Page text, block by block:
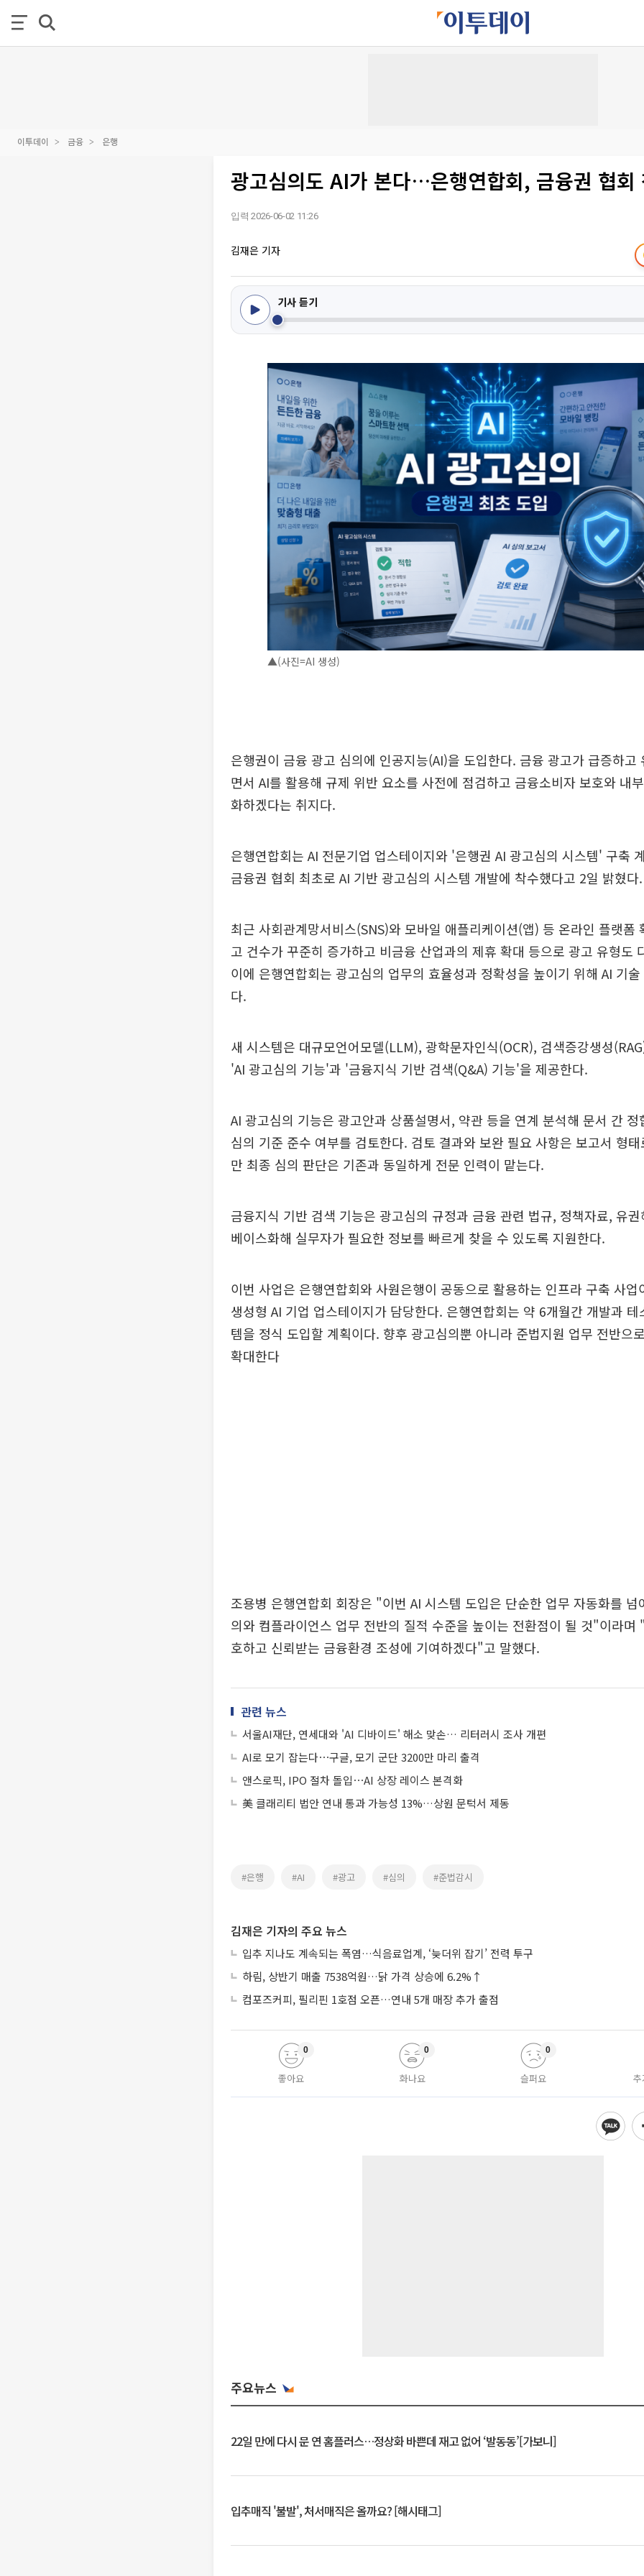
이투데이 금융 은행
광고심의도 AI가 본다…은행연합회, 금융권 협회
입력 2026-06-02 11:26
김재은 기자
기사 듣기
▲(사진=AI 생성)
은행권이 금융 광고 심의에 인공지능(AI)을 도입한다. 금융 광고가 급증하고
면서 AI를 활용해 규제 위반 요소를 사전에 점검하고 금융소비자 보호와 내
화하겠다는 취지다.
은행연합회는 AI 전문기업 업스테이지와 '은행권 AI 광고심의 시스템' 구축
금융권 협회 최초로 AI 기반 광고심의 시스템 개발에 착수했다고 2일 밝혔다.
최근 사회관계망서비스(SNS)와 모바일 애플리케이션(앱) 등 온라인 플랫폼
고 건수가 꾸준히 증가하고 비금융 산업과의 제휴 확대 등으로 광고 유형도
이에 은행연합회는 광고심의 업무의 효율성과 정확성을 높이기 위해 AI 기
다.
새 시스템은 대규모언어모델(LLM), 광학문자인식(OCR), 검색증강생성
'AI 광고심의 기능'과 '금융지식 기반 검색(Q&A) 기능'을 제공한다.
AI 광고심의 기능은 광고안과 상품설명서, 약관 등을 연계 분석해 문서 간 정
심의 기준 준수 여부를 검토한다. 검토 결과와 보완 필요 사항은 보고서 형
만 최종 심의 판단은 기존과 동일하게 전문 인력이 맡는다.
금융지식 기반 검색 기능은 광고심의 규정과 금융 관련 법규, 정책자료, 유
베이스화해 실무자가 필요한 정보를 빠르게 찾을 수 있도록 지원한다.
이번 사업은 은행연합회와 사원은행이 공동으로 활용하는 인프라 구축 사업
생성형 AI 기업 업스테이지가 담당한다. 은행연합회는 약 6개월간 개발과 테
템을 정식 도입할 계획이다. 향후 광고심의뿐 아니라 준법지원 업무 전반으
확대한다
조용병 은행연합회 회장은 "이번 AI 시스템 도입은 단순한 업무 자동화를 넘
의와 컴플라이언스 업무 전반의 질적 수준을 높이는 전환점이 될 것"이라며
호하고 신뢰받는 금융환경 조성에 기여하겠다"고 말했다.
관련 뉴스
서울AI재단, 연세대와 'AI 디바이드' 해소 맞손… 리터러시 조사 개편
AI로 모기 잡는다⋯구글, 모기 군단 3200만 마리 출격
앤스로픽, IPO 절차 돌입⋯AI 상장 레이스 본격화
美 클래리티 법안 연내 통과 가능성 13%…상원 문턱서 제동
#은행 #AI #광고 #심의 #준법감시
김재은 기자의 주요 뉴스
입추 지나도 계속되는 폭염…식음료업계, ‘늦더위 잡기’ 전력 투구
하림, 상반기 매출 7538억원…닭 가격 상승에 6.2%↑
컴포즈커피, 필리핀 1호점 오픈…연내 5개 매장 추가 출점
좋아요
0
화나요
0
슬퍼요
0
주요뉴스
22일 만에 다시 문 연 홈플러스…정상화 바쁜데 재고 없어 ‘발동동’[가보니]
입추매직 '불발', 처서매직은 올까요? [해시태그]